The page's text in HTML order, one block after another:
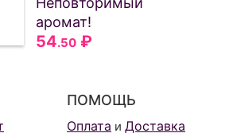
аромат!
54.50 ₽
ПОМОЩЬ
Оплата и Доставка